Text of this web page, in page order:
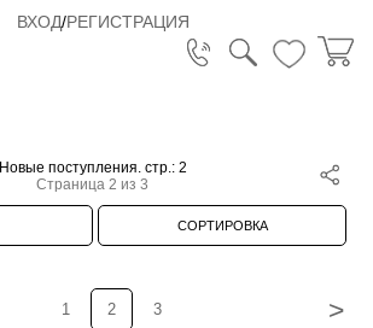
ВХОД/РЕГИСТРАЦИЯ
Новые поступления. стр.: 2
Страница 2 из 3
СОРТИРОВКА
1 2 3 >